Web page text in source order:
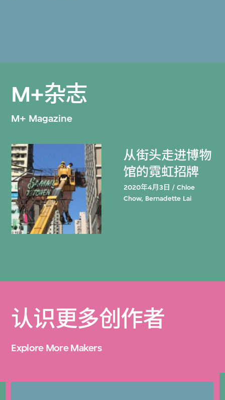
M+杂志
M+ Magazine
从街头走进博物
馆的霓虹招牌
2020年4月3日 / Chloe
Chow, Bernadette Lai
认识更多创作者
Explore More Makers